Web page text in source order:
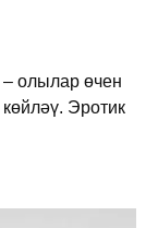
олылар өчен
Эротик